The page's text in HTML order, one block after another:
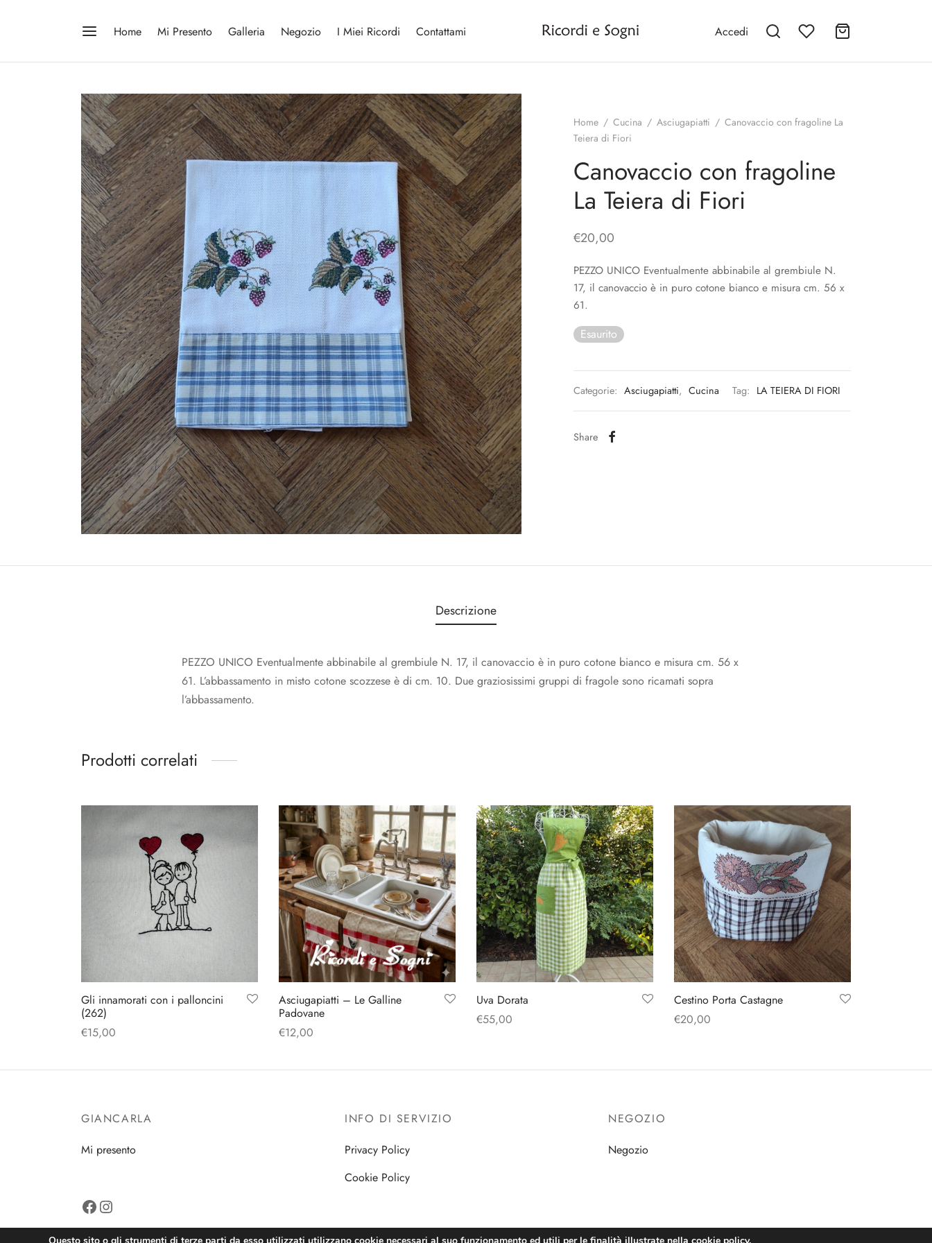
Home Mi Presento Galleria Negozio I Miei Ricordi Contattami Accedi
Home / Cucina / Asciugapiatti / Canovaccio con fragoline La
Teiera di Fiori
Canovaccio con fragoline
La Teiera di Fiori
€20,00
PEZZO UNICO Eventualmente abbinabile al grembiule N.
17, il canovaccio è in puro cotone bianco e misura cm. 56 x
61.
Esaurito
Categorie: Asciugapiatti, Cucina Tag: LA TEIERA DI FIORI
Share
Descrizione
PEZZO UNICO Eventualmente abbinabile al grembiule N. 17, il canovaccio è in puro cotone bianco e misura cm. 56 x
61. L’abbassamento in misto cotone scozzese è di cm. 10. Due graziosissimi gruppi di fragole sono ricamati sopra
l’abbassamento.
Prodotti correlati
Gli innamorati con i palloncini
(262)
€15,00
Asciugapiatti – Le Galline
Padovane
€12,00
Uva Dorata
€55,00
Cestino Porta Castagne
€20,00
GIANCARLA
Mi presento
Facebook
INFO DI SERVIZIO
Privacy Policy
Cookie Policy
NEGOZIO
Negozio